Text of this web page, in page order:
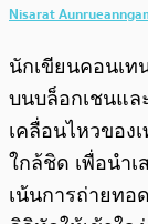
Nisarat
นักเขียนคอนเท
บนบล็อกเชนแล
เคลื่อนไหวของ
ใกล้ชิด เพื่อนำ
เน้นการถ่ายทอ